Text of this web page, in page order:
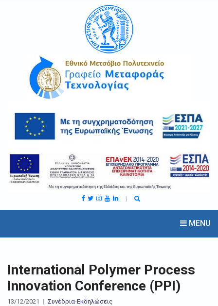
MENU
International Polymer Process
Innovation Conference (PPI)
13/12/2021 Συνέδρια-Εκδηλώσεις